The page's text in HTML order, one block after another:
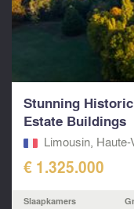
Stunning
Estate Buildings
Limousin, Haute-
€ 1.325.000
Slaapkamers